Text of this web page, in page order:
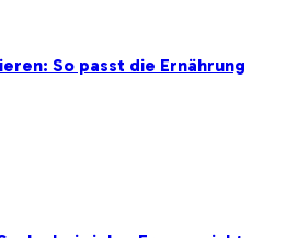
So passt die Ernährung